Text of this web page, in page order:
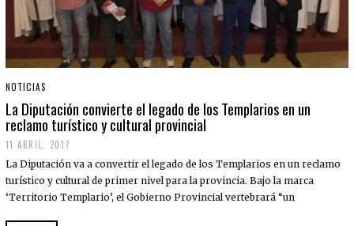
NOTICIAS
La Diputación convierte el legado de los Templarios en un
reclamo turístico y cultural provincial
11 ABRIL, 2017
La Diputación va a convertir el legado de los Templarios en un reclamo
turístico y cultural de primer nivel para la provincia. Bajo la marca
‘Territorio Templario’, el Gobierno Provincial vertebrará “un